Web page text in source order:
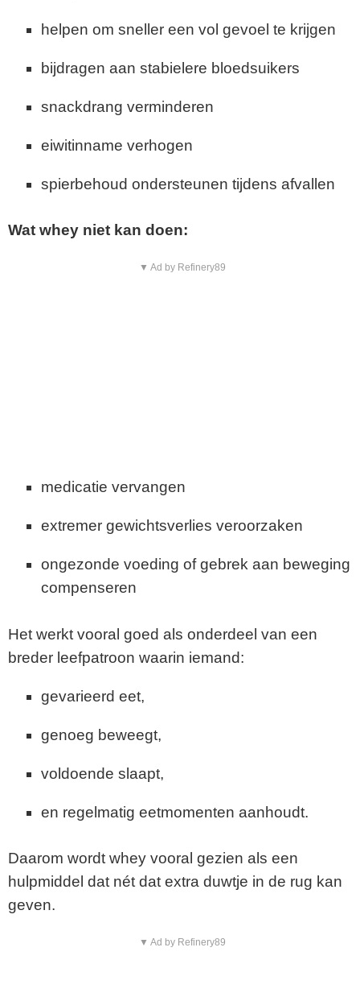
helpen om sneller een vol gevoel te krijgen
bijdragen aan stabielere bloedsuikers
snackdrang verminderen
eiwitinname verhogen
spierbehoud ondersteunen tijdens afvallen
Wat whey niet kan doen:
▼ Ad by Refinery89
medicatie vervangen
extremer gewichtsverlies veroorzaken
ongezonde voeding of gebrek aan beweging
compenseren
Het werkt vooral goed als onderdeel van een
breder leefpatroon waarin iemand:
gevarieerd eet,
genoeg beweegt,
voldoende slaapt,
en regelmatig eetmomenten aanhoudt.
Daarom wordt whey vooral gezien als een
hulpmiddel dat nét dat extra duwtje in de rug kan
geven.
▼ Ad by Refinery89